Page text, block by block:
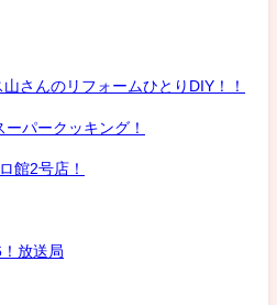
さんのリフォームひとりDIY！！
パークッキング！
館2号店！
放送局